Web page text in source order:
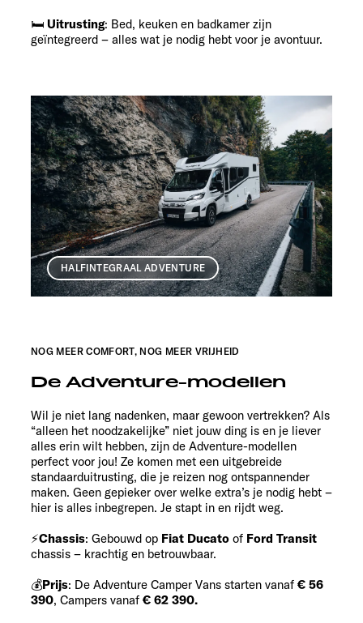
🛏 Uitrusting: Bed, keuken en badkamer zijn
geïntegreerd – alles wat je nodig hebt voor je avontuur.
HALFINTEGRAAL ADVENTURE
NOG MEER COMFORT, NOG MEER VRIJHEID
De Adventure-modellen
Wil je niet lang nadenken, maar gewoon vertrekken? Als
“alleen het noodzakelijke” niet jouw ding is en je liever
alles erin wilt hebben, zijn de Adventure-modellen
perfect voor jou! Ze komen met een uitgebreide
standaarduitrusting, die je reizen nog ontspannender
maken. Geen gepieker over welke extra’s je nodig hebt –
hier is alles inbegrepen. Je stapt in en rijdt weg.
⚡Chassis: Gebouwd op Fiat Ducato of Ford Transit
chassis – krachtig en betrouwbaar.
💰Prijs: De Adventure Camper Vans starten vanaf € 56
390, Campers vanaf € 62 390.